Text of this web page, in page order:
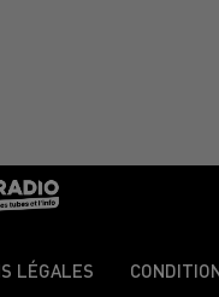
LÉGALES